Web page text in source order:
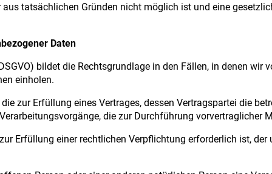
tatsächlichen Gründen nicht möglich ist und eine
Daten
bildet die Rechtsgrundlage in den Fällen, in denen wir
einholen.
zur Erfüllung eines Vertrages, dessen Vertragspartei die
die zur Durchführung vorvertraglicher
Erfüllung einer rechtlichen Verpflichtung erforderlich ist,